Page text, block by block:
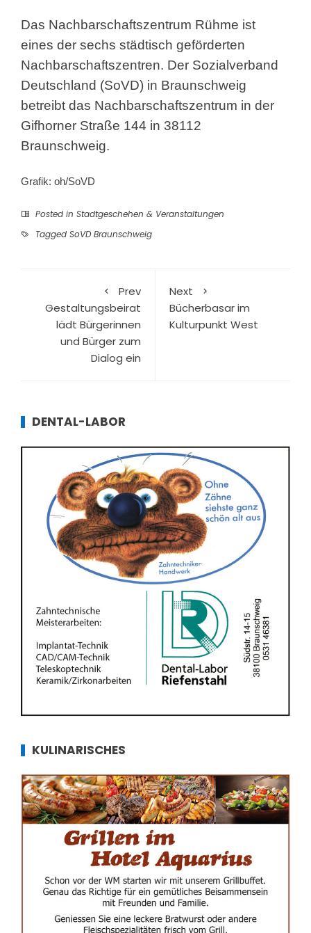
Das Nachbarschaftszentrum Rühme ist
eines der sechs städtisch geförderten
Nachbarschaftszentren. Der Sozialverband
Deutschland (SoVD) in Braunschweig
betreibt das Nachbarschaftszentrum in der
Gifhorner Straße 144 in 38112
Braunschweig.
Grafik: oh/SoVD
Posted in Stadtgeschehen & Veranstaltungen
Tagged SoVD Braunschweig
Prev
Gestaltungsbeirat
lädt Bürgerinnen
und Bürger zum
Dialog ein
Next
Bücherbasar im
Kulturpunkt West
DENTAL-LABOR
KULINARISCHES